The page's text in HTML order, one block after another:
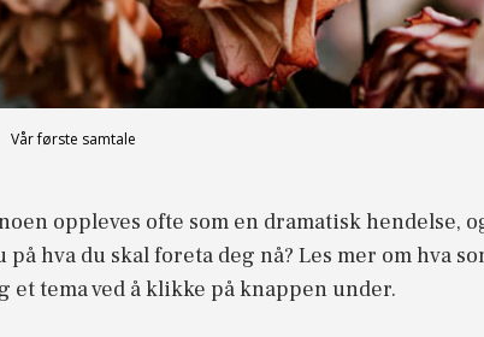
Vår første samtale
oppleves ofte som en dramatisk hendelse,
hva du skal foreta deg nå? Les mer om hva
et tema ved å klikke på knappen under.